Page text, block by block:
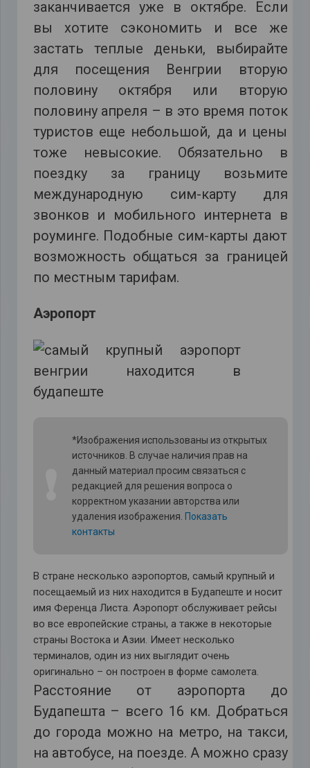
заканчивается уже в октябре. Если
вы хотите сэкономить и все же
застать теплые деньки, выбирайте
для посещения Венгрии вторую
половину октября или вторую
половину апреля – в это время поток
туристов еще небольшой, да и цены
тоже невысокие. Обязательно в
поездку за границу возьмите
международную сим-карту для
звонков и мобильного интернета в
роуминге. Подобные сим-карты дают
возможность общаться за границей
по местным тарифам.
Аэропорт
*Изображения использованы из открытых
источников. В случае наличия прав на
данный материал просим связаться с
редакцией для решения вопроса о
корректном указании авторства или
удаления изображения. Показать
контакты
В стране несколько аэропортов, самый крупный и
посещаемый из них находится в Будапеште и носит
имя Ференца Листа. Аэропорт обслуживает рейсы
во все европейские страны, а также в некоторые
страны Востока и Азии. Имеет несколько
терминалов, один из них выглядит очень
оригинально – он построен в форме самолета.
Расстояние от аэропорта до
Будапешта – всего 16 км. Добраться
до города можно на метро, на такси,
на автобусе, на поезде. А можно сразу